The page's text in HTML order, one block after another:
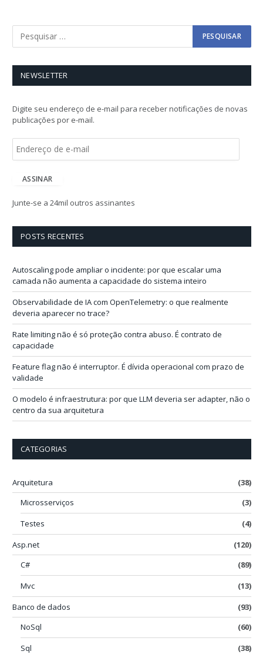
NEWSLETTER
Digite seu endereço de e-mail para receber notificações de novas
publicações por e-mail.
e
ç
i
l
ASSINAR
Junte-se a 24mil outros assinantes
POSTS RECENTES
Autoscaling pode ampliar o incidente: por que escalar uma
camada não aumenta a capacidade do sistema inteiro
Observabilidade de IA com OpenTelemetry: o que realmente
deveria aparecer no trace?
Rate limiting não é só proteção contra abuso. É contrato de
capacidade
Feature flag não é interruptor. É dívida operacional com prazo de
validade
O modelo é infraestrutura: por que LLM deveria ser adapter, não o
centro da sua arquitetura
CATEGORIAS
Arquitetura
(38)
Microsserviços
(3)
Testes
(4)
Asp.net
(120)
C#
(89)
Mvc
(13)
Banco de dados
(93)
NoSql
(60)
Sql
(38)